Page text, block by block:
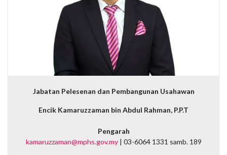
Jabatan Pelesenan dan Pembangunan Usahawan
Encik Kamaruzzaman bin Abdul Rahman, P.P.T
Pengarah
kamaruzzaman@mphs.gov.my| 03-6064 1331 samb. 189